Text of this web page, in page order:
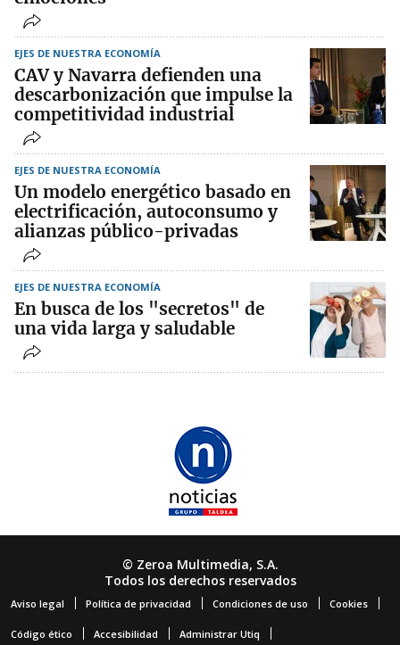
EJES DE NUESTRA ECONOMÍA
CAV y Navarra defienden una
descarbonización que impulse la
competitividad industrial
EJES DE NUESTRA ECONOMÍA
Un modelo energético basado en
electrificación, autoconsumo y
alianzas público-privadas
EJES DE NUESTRA ECONOMÍA
En busca de los "secretos" de
una vida larga y saludable
© Zeroa Multimedia, S.A.
Todos los derechos reservados
Aviso legal Política de privacidad Condiciones de uso Cookies
Código ético Accesibilidad Administrar Utiq